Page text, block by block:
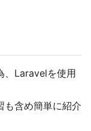
、Laravelを使用
も含め簡単に紹介